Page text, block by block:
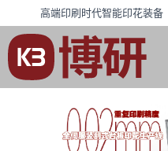
高端印刷时代智能印花装备